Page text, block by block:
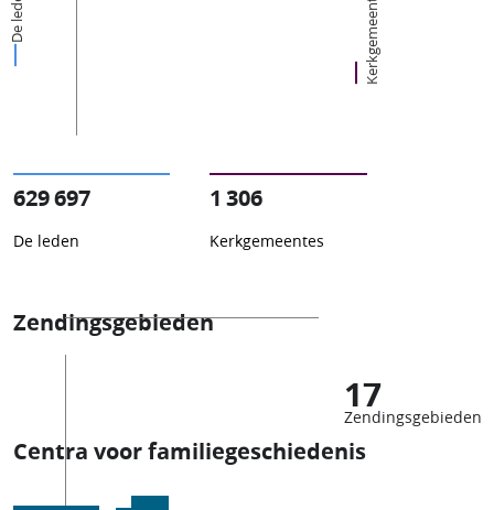
De leden Kerkgemeentes
629 697
De leden
1 306
Kerkgemeentes
Zendingsgebieden
17
Zendingsgebieden
Centra voor familiegeschiedenis